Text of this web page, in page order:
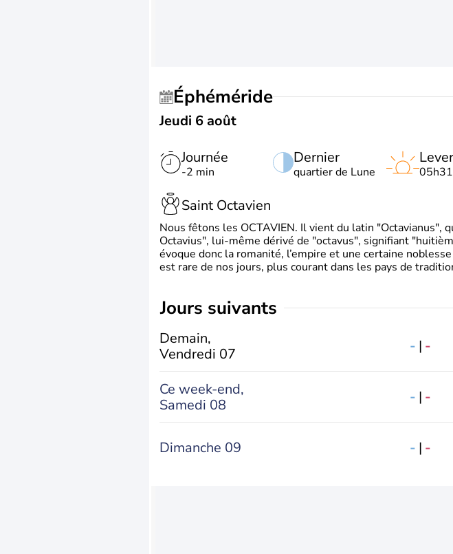
Éphéméride
Jeudi 6 août
Journée
-2 min
Dernier
quartier de Lune
Lever
05h31
Saint Octavien
Nous fêtons les OCTAVIEN. Il vient du latin "Octavianus",
Octavius", lui-même dérivé de "octavus", signifiant
évoque donc la romanité, l’empire et une certaine
est rare de nos jours, plus courant dans les pays de
jours suivants
Demain,
Vendredi 07
- | -
Ce week-end,
Samedi 08
- | -
Dimanche 09 - | -